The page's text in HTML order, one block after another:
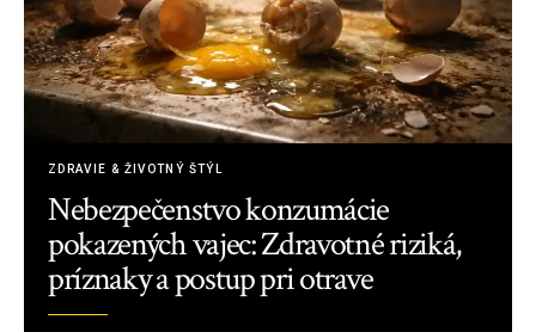
ZDRAVIE & ŽIVOTNÝ ŠTÝL
Nebezpečenstvo konzumácie
pokazených vajec: Zdravotné riziká,
príznaky a postup pri otrave